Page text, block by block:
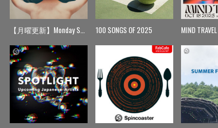
【月曜更新】Monday Spin 100 SONGS OF 2025 MIND TRAVEL